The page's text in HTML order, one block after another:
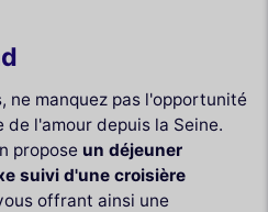
ne manquez pas l'opportunité
l'amour depuis la Seine.
propose un déjeuner
suivi d'une croisière
offrant ainsi une